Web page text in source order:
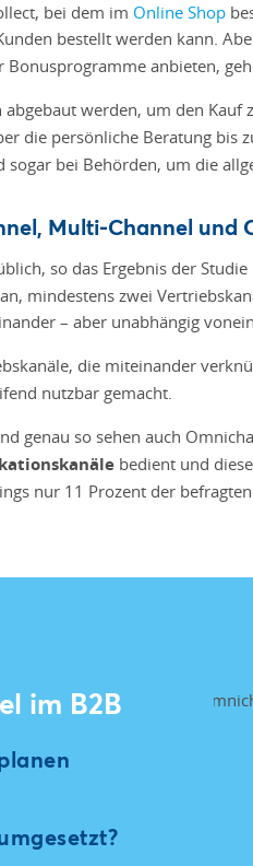
bei dem im Online Shop
bestellt werden kann.
anbieten,
werden, um den
die persönliche Beratung bis
bei Behörden, um die
Multi-Channel und
so das Ergebnis der
mindestens zwei
– aber unabhängig
die miteinander
nutzbar gemacht.
genau so sehen auch
bedient und
nur 11 Prozent der
im B2B